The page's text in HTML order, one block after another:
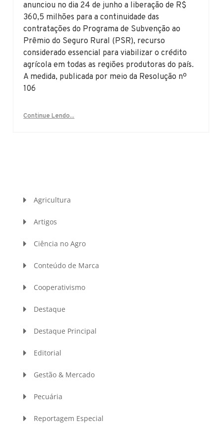
anunciou no dia 24 de junho a liberação de R$
360,5 milhões para a continuidade das
contratações do Programa de Subvenção ao
Prêmio do Seguro Rural (PSR), recurso
considerado essencial para viabilizar o crédito
agrícola em todas as regiões produtoras do país.
A medida, publicada por meio da Resolução nº
106
Continue Lendo...
Agricultura
Artigos
Ciência no Agro
Conteúdo de Marca
Cooperativismo
Destaque
Destaque Principal
Editorial
Gestão & Mercado
Pecuária
Reportagem Especial